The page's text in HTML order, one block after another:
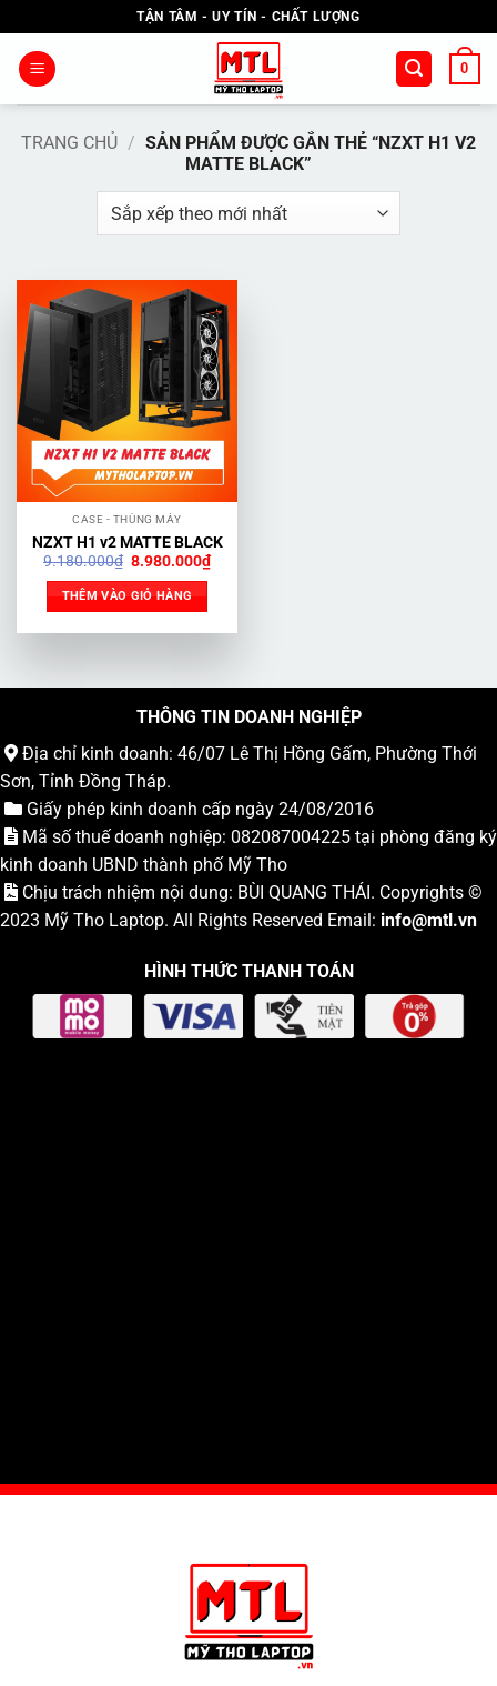
qua
nội
TẬN TÂM - UY TÍN - CHẤT LƯỢNG
0
TRANG CHỦ / SẢN PHẨM ĐƯỢC GẮN THẺ “NZXT H1 V2
MATTE BLACK”
CASE - THÙNG MÁY
NZXT H1 v2 MATTE BLACK
9.180.000₫ Giá
là:
9.180.000₫.
8.980.000₫Giá
hiện
THÊM VÀO GIỎ HÀNG
THÔNG TIN DOANH NGHIỆP
Địa chỉ kinh doanh: 46/07 Lê Thị Hồng Gấm, Phường Thới
Sơn, Tỉnh Đồng Tháp.
Giấy phép kinh doanh cấp ngày 24/08/2016
Mã số thuế doanh nghiệp: 082087004225 tại phòng đăng ký
kinh doanh UBND thành phố Mỹ Tho
Chịu trách nhiệm nội dung: BÙI QUANG THÁI. Copyrights ©
2023 Mỹ Tho Laptop. All Rights Reserved Email: info@mtl.vn
HÌNH THỨC THANH TOÁN